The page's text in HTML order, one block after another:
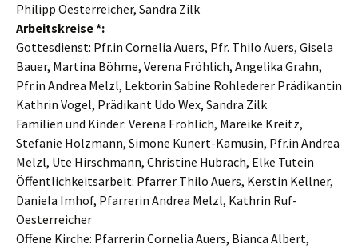
Philipp Oesterreicher, Sandra Zilk
Arbeitskreise *:
Gottesdienst: Pfr.in Cornelia Auers, Pfr. Thilo Auers, Gisela
Bauer, Martina Böhme, Verena Fröhlich, Angelika Grahn,
Pfr.in Andrea Melzl, Lektorin Sabine Rohlederer Prädikantin
Kathrin Vogel, Prädikant Udo Wex, Sandra Zilk
Familien und Kinder: Verena Fröhlich, Mareike Kreitz,
Stefanie Holzmann, Simone Kunert-Kamusin, Pfr.in Andrea
Melzl, Ute Hirschmann, Christine Hubrach, Elke Tutein
Öffentlichkeitsarbeit: Pfarrer Thilo Auers, Kerstin Kellner,
Daniela Imhof, Pfarrerin Andrea Melzl, Kathrin Ruf-
Oesterreicher
Offene Kirche: Pfarrerin Cornelia Auers, Bianca Albert,